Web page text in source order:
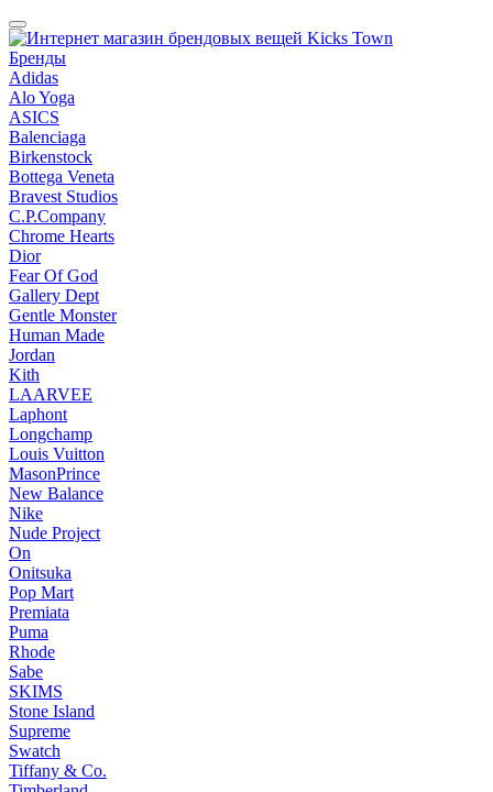
Бренды
Adidas
Alo Yoga
ASICS
Balenciaga
Birkenstock
Bottega Veneta
Bravest Studios
C.P.Company
Chrome Hearts
Dior
Fear Of God
Gallery Dept
Gentle Monster
Human Made
Jordan
Kith
LAARVEE
Laphont
Longchamp
Louis Vuitton
MasonPrince
New Balance
Nike
Nude Project
On
Onitsuka
Pop Mart
Premiata
Puma
Rhode
Sabe
SKIMS
Stone Island
Supreme
Swatch
Tiffany & Co.